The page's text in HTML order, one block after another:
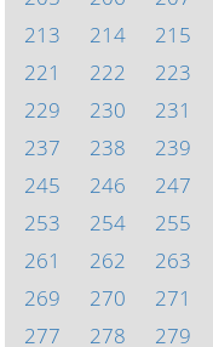
213
214 215
221
222 223
229
230 231
237
238 239
245
246 247
253
254 255
261
262 263
269
270 271
277
278 279